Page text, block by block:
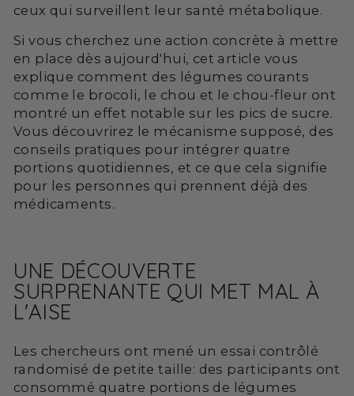
ceux qui surveillent leur santé métabolique.
Si vous cherchez une action concrète à mettre
en place dès aujourd'hui, cet article vous
explique comment des légumes courants
comme le brocoli, le chou et le chou-fleur ont
montré un effet notable sur les pics de sucre.
Vous découvrirez le mécanisme supposé, des
conseils pratiques pour intégrer quatre
portions quotidiennes, et ce que cela signifie
pour les personnes qui prennent déjà des
médicaments.
UNE DÉCOUVERTE
SURPRENANTE QUI MET MAL À
L'AISE
Les chercheurs ont mené un essai contrôlé
randomisé de petite taille: des participants ont
consommé quatre portions de légumes